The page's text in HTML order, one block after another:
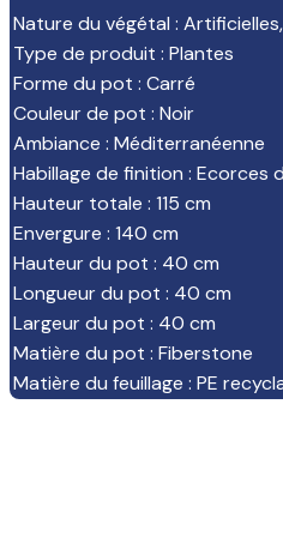
Nature du végétal : Artificielles,
Type de produit : Plantes
Forme du pot : Carré
Couleur de pot : Noir
Ambiance : Méditerranéenne
Habillage de finition : Ecorces
Hauteur totale : 115 cm
Envergure : 140 cm
Hauteur du pot : 40 cm
Longueur du pot : 40 cm
Largeur du pot : 40 cm
Matière du pot : Fiberstone
Matière du feuillage : PE